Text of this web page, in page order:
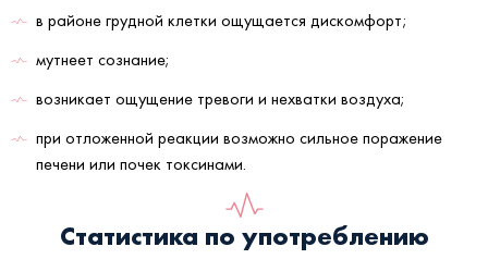
в районе грудной клетки ощущается дискомфорт;
мутнеет сознание;
возникает ощущение тревоги и нехватки воздуха;
при отложенной реакции возможно сильное поражение
печени или почек токсинами.
Статистика по употреблению